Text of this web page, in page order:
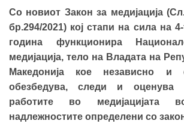
Со новиот Закон за медијација
бр.294/2021) кој стапи на сила на
година функционира
медијација, тело на Владата на
Македонија кое независно и
обезбедува, следи и оценува
работите во
надлежностите определени со